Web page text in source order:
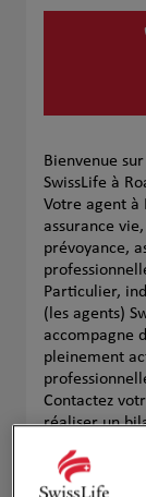
Bienvenue
SwissLife à
Votre agent à
assurance
prévoyance,
Particulier,
(les agents)
accompagne
pleinement
Contactez
réaliser un